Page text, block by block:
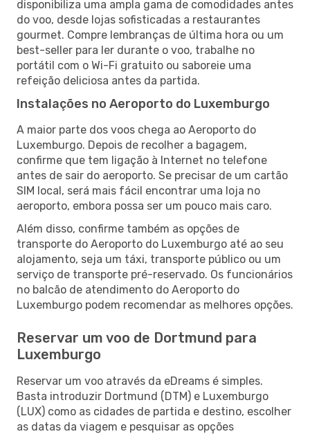
disponibiliza uma ampla gama de comodidades antes
do voo, desde lojas sofisticadas a restaurantes
gourmet. Compre lembranças de última hora ou um
best-seller para ler durante o voo, trabalhe no
portátil com o Wi-Fi gratuito ou saboreie uma
refeição deliciosa antes da partida.
Instalações no Aeroporto do Luxemburgo
A maior parte dos voos chega ao Aeroporto do
Luxemburgo. Depois de recolher a bagagem,
confirme que tem ligação à Internet no telefone
antes de sair do aeroporto. Se precisar de um cartão
SIM local, será mais fácil encontrar uma loja no
aeroporto, embora possa ser um pouco mais caro.
Além disso, confirme também as opções de
transporte do Aeroporto do Luxemburgo até ao seu
alojamento, seja um táxi, transporte público ou um
serviço de transporte pré-reservado. Os funcionários
no balcão de atendimento do Aeroporto do
Luxemburgo podem recomendar as melhores opções.
Reservar um voo de Dortmund para
Luxemburgo
Reservar um voo através da eDreams é simples.
Basta introduzir Dortmund (DTM) e Luxemburgo
(LUX) como as cidades de partida e destino, escolher
as datas da viagem e pesquisar as opções